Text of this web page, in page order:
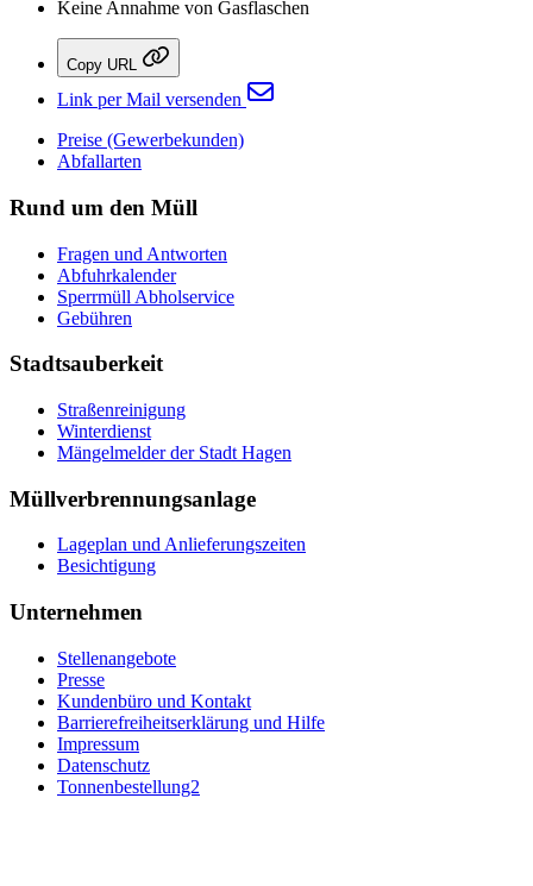
Keine Annahme von Gasflaschen
Copy URL
Link per Mail versenden
Preise (Gewerbekunden)
Abfallarten
Rund um den Müll
Fragen und Antworten
Abfuhrkalender
Sperrmüll Abholservice
Gebühren
Stadtsauberkeit
Straßenreinigung
Winterdienst
Mängelmelder der Stadt Hagen
Müllverbrennungsanlage
Lageplan und Anlieferungszeiten
Besichtigung
Unternehmen
Stellenangebote
Presse
Kundenbüro und Kontakt
Barrierefreiheitserklärung und Hilfe
Impressum
Datenschutz
Tonnenbestellung2